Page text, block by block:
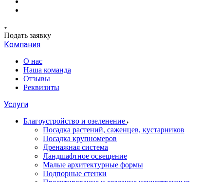
Подать заявку
Компания
О нас
Наша команда
Отзывы
Реквизиты
Услуги
Благоустройство и озеленение
Посадка растений, саженцев, кустарников
Посадка крупномеров
Дренажная система
Ландшафтное освещение
Малые архитектурные формы
Подпорные стенки